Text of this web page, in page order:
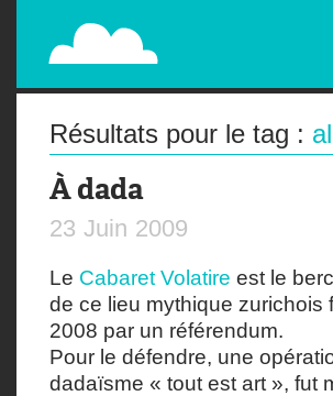
PAPERPLANE
STREET, AMBIENT, GUÉRILLA MARKETING
Résultats pour le tag :
À dada
23 Juin 2009
Le Cabaret Volatire est le
de ce lieu mythique zurichois
2008 par un référendum.
Pour le défendre, une
dadaïsme « tout est art », fut